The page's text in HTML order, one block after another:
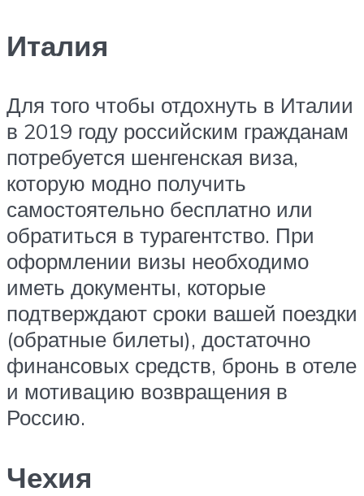
Италия
Для того чтобы отдохнуть в Италии
в 2019 году российским гражданам
потребуется шенгенская виза,
которую модно получить
самостоятельно бесплатно или
обратиться в турагентство. При
оформлении визы необходимо
иметь документы, которые
подтверждают сроки вашей поездки
(обратные билеты), достаточно
финансовых средств, бронь в отеле
и мотивацию возвращения в
Россию.
Чехия